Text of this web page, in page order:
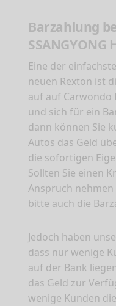
Barzahlung
SSANGYONG
Eine der
neuen Rexton ist
auf auf
und sich für ein
dann können Sie
Autos das Geld
die sofortigen
Sollten Sie einen
Anspruch
bitte auch die
Jedoch haben
dass nur wenige
auf der Bank
das Geld zur
wenige Kunden